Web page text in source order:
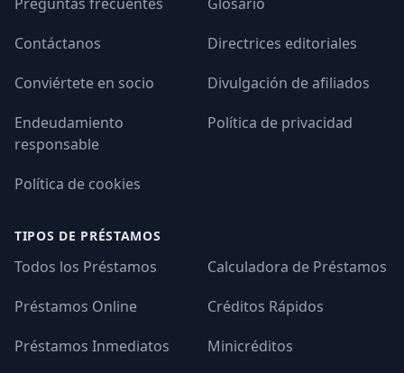
Contáctanos
Directrices editoriales
Conviértete en socio
Divulgación de afiliados
Endeudamiento
responsable
Política de privacidad
Política de cookies
TIPOS DE PRÉSTAMOS
Todos los Préstamos
Calculadora de Préstamos
Préstamos Online
Créditos Rápidos
Préstamos Inmediatos
Minicréditos